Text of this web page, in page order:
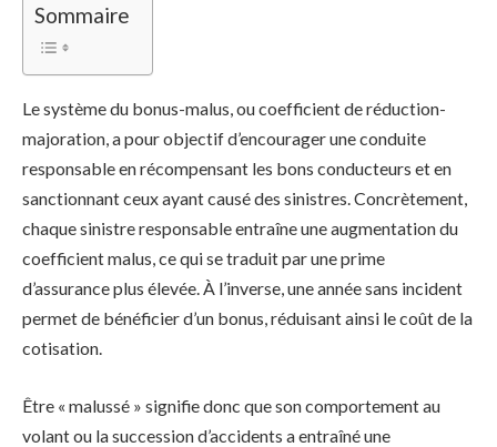
Sommaire
Le système du bonus-malus, ou coefficient de réduction-
majoration, a pour objectif d’encourager une conduite
responsable en récompensant les bons conducteurs et en
sanctionnant ceux ayant causé des sinistres. Concrètement,
chaque sinistre responsable entraîne une augmentation du
coefficient malus, ce qui se traduit par une prime
d’assurance plus élevée. À l’inverse, une année sans incident
permet de bénéficier d’un bonus, réduisant ainsi le coût de la
cotisation.
Être « malussé » signifie donc que son comportement au
volant ou la succession d’accidents a entraîné une